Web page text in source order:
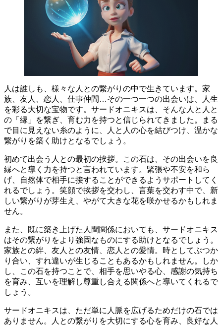
人は誰しも、様々な人との繋がりの中で生きています。家
族、友人、恋人、仕事仲間…その一つ一つの出会いは、人生
を彩る大切な宝物です。サードオニキスは、そんな人と人と
の「縁」を繋ぎ、育む力 を持つと信じられてきました。まる
で目に見えない糸のように、人と人の心を結びつけ、温かな
繋がりを築く助けとなるでしょう。
初めて出会う人との最初の挨拶。この石は、 その出会いを良
縁へと導く 力を持つと言われています。緊張や不安を和ら
げ、自然体で相手に接することができるようサポートしてく
れるでしょう。笑顔で挨拶を交わし、言葉を交わす中で、新
しい繋がりが芽生え、やがて大きな花を咲かせるかもしれま
せん。
また、既に築き上げた人間関係においても、サードオニキス
はその繋がりをより強固なものにする助けとなるでしょう。
家族との絆、友人との友情、恋人との愛情。時としてぶつか
り合い、すれ違いが生じることもあるかもしれません。しか
し、この石を持つことで、 相手を思いやる心、感謝の気持ち
を育み、互いを理解し尊重し合える関係へと導いてくれるで
しょう。
サードオニキスは、ただ単に人脈を広げるためだけの石では
ありません。
人との繋がりを大切にする心を育み、良好な人